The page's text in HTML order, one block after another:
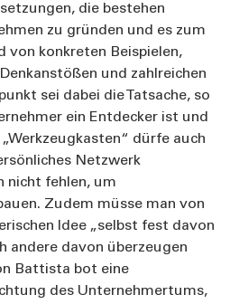
die bestehen
zu gründen und es zum
von konkreten Beispielen,
und zahlreichen
sei dabei die Tatsache, so
ein Entdecker ist und
„Werkzeugkasten“ dürfe auch
Netzwerk
nicht fehlen, um
Zudem müsse man von
Idee „selbst fest davon
andere davon überzeugen
Battista bot eine
des Unternehmertums,